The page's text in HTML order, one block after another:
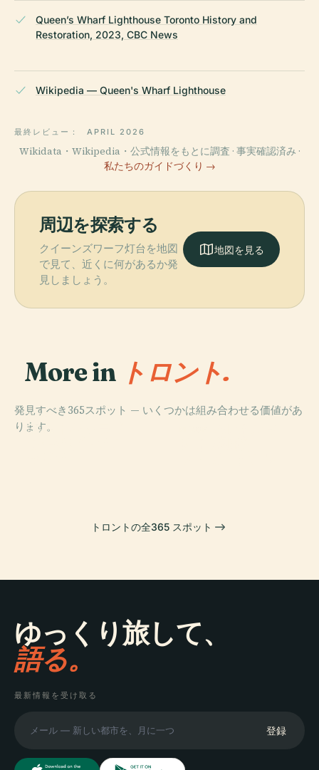
Queen’s Wharf Lighthouse Toronto History and
Restoration, 2023, CBC News
Wikipedia — Queen's Wharf Lighthouse
最終レビュー： APRIL 2026
Wikidata・Wikipedia・公式情報をもとに調査 · 事実確認済み ·
私たちのガイドづくり →
周辺を探索する
クイーンズワーフ灯台を地図
で見て、近くに何があるか発
見しましょう。
地図を見る
More in トロント.
発見すべき365スポット — いくつかは組み合わせる価値があ
ります。
PLACE
PLACE
PLACE
アートギャラリ
トロントの全365 スポット
ゆっくり旅して、
語る。
最新情報を受け取る
登録